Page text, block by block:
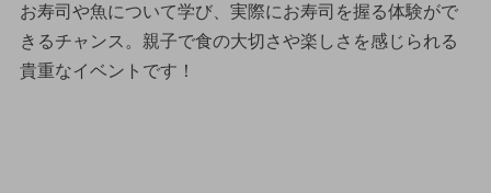
お寿司や魚について学び、実際にお寿司を握る体験がで
きるチャンス。親子で食の大切さや楽しさを感じられる
貴重なイベントです！